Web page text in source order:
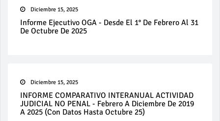
Diciembre 15, 2025
Informe Ejecutivo OGA - Desde El 1° De Febrero Al 31
De Octubre De 2025
Diciembre 15, 2025
INFORME COMPARATIVO INTERANUAL ACTIVIDAD
JUDICIAL NO PENAL - Febrero A Diciembre De 2019
A 2025 (con Datos Hasta Octubre 25)